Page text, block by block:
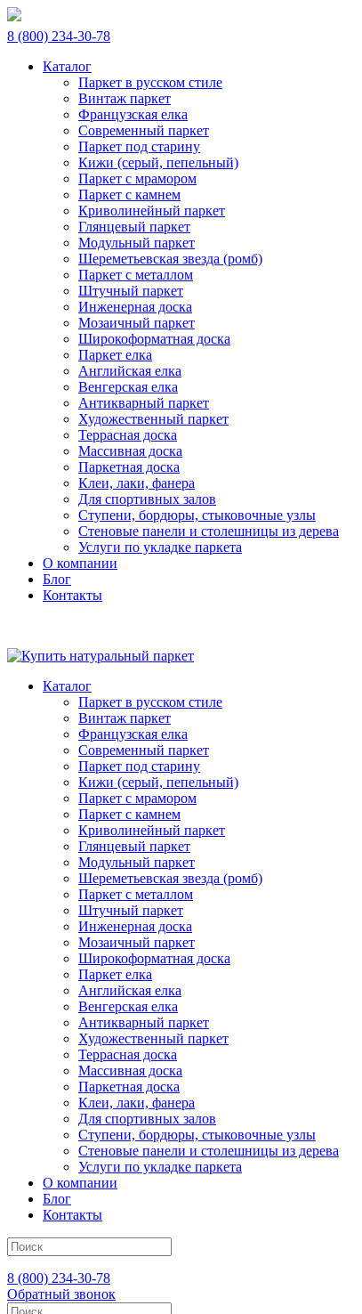
8 (800) 234-30-78
Каталог
Паркет в русском стиле
Винтаж паркет
Французская елка
Современный паркет
Паркет под старину
Кижи (серый, пепельный)
Паркет с мрамором
Паркет с камнем
Криволинейный паркет
Глянцевый паркет
Модульный паркет
Шереметьевская звезда (ромб)
Паркет с металлом
Штучный паркет
Инженерная доска
Мозаичный паркет
Широкоформатная доска
Паркет елка
Английская елка
Венгерская елка
Антикварный паркет
Художественный паркет
Террасная доска
Массивная доска
Паркетная доска
Клеи, лаки, фанера
Для спортивных залов
Ступени, бордюры, стыковочные узлы
Стеновые панели и столешницы из дерева
Услуги по укладке паркета
О компании
Блог
Контакты
Каталог
Паркет в русском стиле
Винтаж паркет
Французская елка
Современный паркет
Паркет под старину
Кижи (серый, пепельный)
Паркет с мрамором
Паркет с камнем
Криволинейный паркет
Глянцевый паркет
Модульный паркет
Шереметьевская звезда (ромб)
Паркет с металлом
Штучный паркет
Инженерная доска
Мозаичный паркет
Широкоформатная доска
Паркет елка
Английская елка
Венгерская елка
Антикварный паркет
Художественный паркет
Террасная доска
Массивная доска
Паркетная доска
Клеи, лаки, фанера
Для спортивных залов
Ступени, бордюры, стыковочные узлы
Стеновые панели и столешницы из дерева
Услуги по укладке паркета
О компании
Блог
Контакты
8 (800) 234-30-78
Обратный звонок